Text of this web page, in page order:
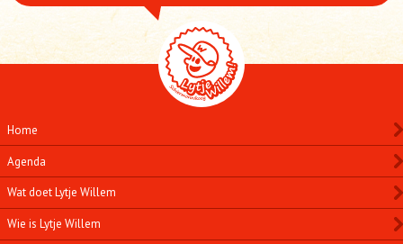
Home
Agenda
Wat doet Lytje Willem
Wie is Lytje Willem